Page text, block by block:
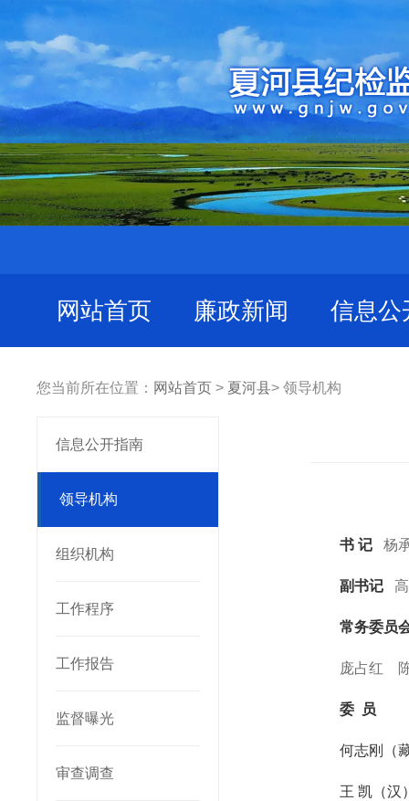
网站首页 廉政新闻 信息公
您当前所在位置： 网站首页 > 夏河县> 领导机构
信息公开指南
领导机构
组织机构
工作程序
工作报告
监督曝光
审查调查
书 记 杨
副书记
常务委员
庞占红
委 员
何志刚（
王 凯（汉